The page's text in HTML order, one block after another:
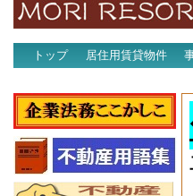
トップ 居住用賃貸物件